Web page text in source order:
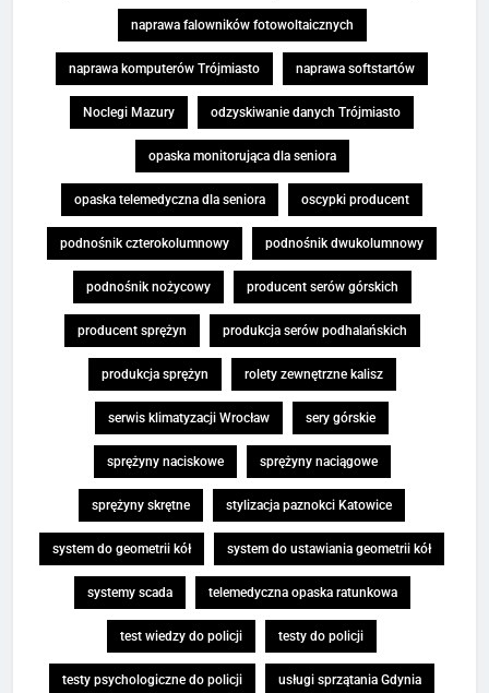
naprawa falowników fotowoltaicznych
naprawa komputerów Trójmiasto naprawa softstartów
Noclegi Mazury odzyskiwanie danych Trójmiasto
opaska monitorująca dla seniora
opaska telemedyczna dla seniora oscypki producent
podnośnik czterokolumnowy podnośnik dwukolumnowy
podnośnik nożycowy producent serów górskich
producent sprężyn produkcja serów podhalańskich
produkcja sprężyn rolety zewnętrzne kalisz
serwis klimatyzacji Wrocław sery górskie
sprężyny naciskowe sprężyny naciągowe
sprężyny skrętne stylizacja paznokci Katowice
system do geometrii kół system do ustawiania geometrii kół
systemy scada telemedyczna opaska ratunkowa
test wiedzy do policji testy do policji
testy psychologiczne do policji usługi sprzątania Gdynia